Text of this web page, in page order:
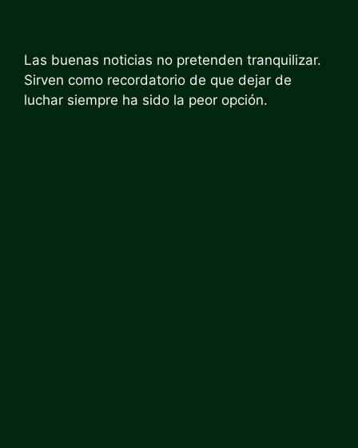
Las buenas noticias no pretenden tranquilizar.
Sirven como recordatorio de que dejar de
luchar siempre ha sido la peor opción.